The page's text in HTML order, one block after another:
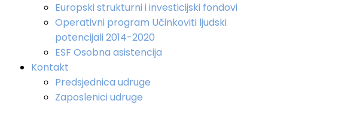
Europski strukturni i investicijski fondovi
Operativni program Učinkoviti ljudski
potencijali 2014-2020
ESF Osobna asistencija
Kontakt
Predsjednica udruge
Zaposlenici udruge